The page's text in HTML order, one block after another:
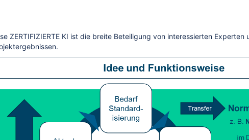
ZERTIFIZIERTE KI ist die breite Beteiligung von interessierten